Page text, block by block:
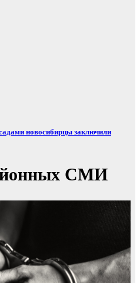
новосибирцы заключили